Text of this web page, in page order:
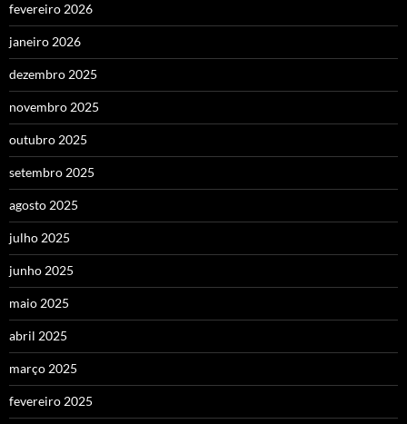
fevereiro 2026
janeiro 2026
dezembro 2025
novembro 2025
outubro 2025
setembro 2025
agosto 2025
julho 2025
junho 2025
maio 2025
abril 2025
março 2025
fevereiro 2025